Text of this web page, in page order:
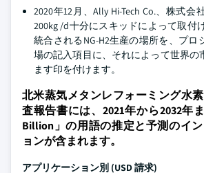
2020年12月、Ally Hi-Tech Co.、株式
200kg /d十分にスキッドによって取付
統合されるNG-H2生産の場所を、プロ
場の記入項目に、それによって世界の
ます印を付けます。
北米蒸気メタンレフォーミング水
査報告書には、2021年から2032年
Billion」の用語の推定と予測のイ
ョンが含まれます。
アプリケーション別 (USD 請求)